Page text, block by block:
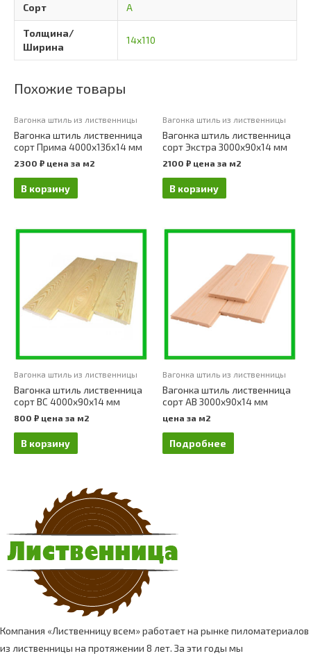
Сорт А
Толщина/
Ширина
14х110
Похожие товары
Вагонка штиль из лиственницы
Вагонка штиль лиственница
сорт Прима 4000х136х14 мм
2300 ₽ цена за м2
В корзину
Вагонка штиль из лиственницы
Вагонка штиль лиственница
сорт Экстра 3000х90х14 мм
2100 ₽ цена за м2
В корзину
Вагонка штиль из лиственницы
Вагонка штиль лиственница
сорт ВС 4000х90х14 мм
800 ₽ цена за м2
В корзину
Вагонка штиль из лиственницы
Вагонка штиль лиственница
сорт АВ 3000х90х14 мм
цена за м2
Подробнее
Компания «Лиственницу всем» работает на рынке пиломатериалов
из лиственницы на протяжении 8 лет. За эти годы мы